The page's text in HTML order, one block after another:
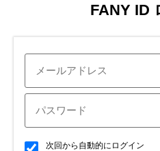
FANY ID
次回から自動的にログイン